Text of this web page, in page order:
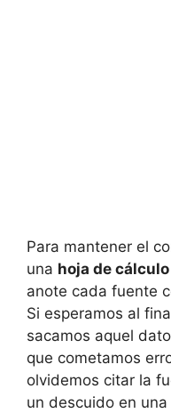
Para mantener el
una hoja de
anote cada fuente
Si esperamos al
sacamos aquel
que cometamos
olvidemos citar la
un descuido en